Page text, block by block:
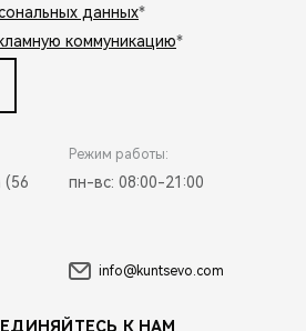
данных*
коммуникацию*
(56
Режим работы:
пн-вс: 08:00-21:00
info@kuntsevo.com
К НАМ